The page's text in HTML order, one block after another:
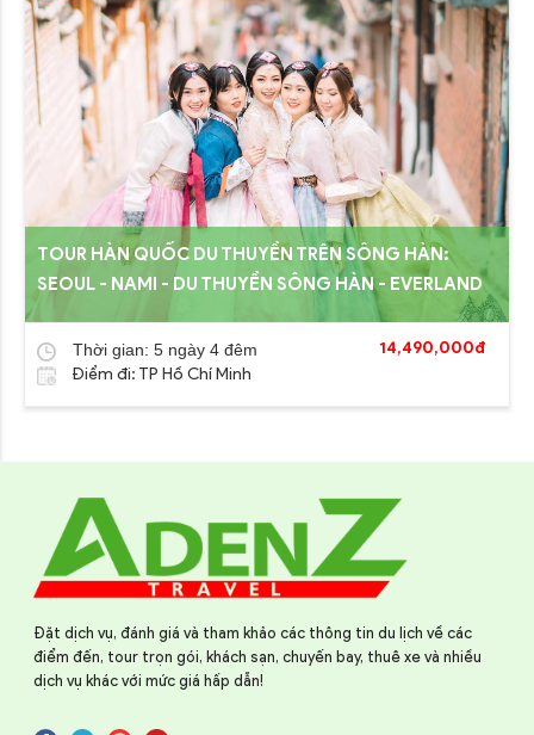
TOUR HÀN QUỐC DU THUYỀN TRÊN SÔNG HÀN:
SEOUL - NAMI - DU THUYỀN SÔNG HÀN - EVERLAND
Thời gian: 5 ngày 4 đêm
Điểm đi: TP Hồ Chí Minh
14,490,000đ
Đặt dịch vụ, đánh giá và tham khảo các thông tin du lịch về các
điểm đến, tour trọn gói, khách sạn, chuyến bay, thuê xe và nhiều
dịch vụ khác với mức giá hấp dẫn!